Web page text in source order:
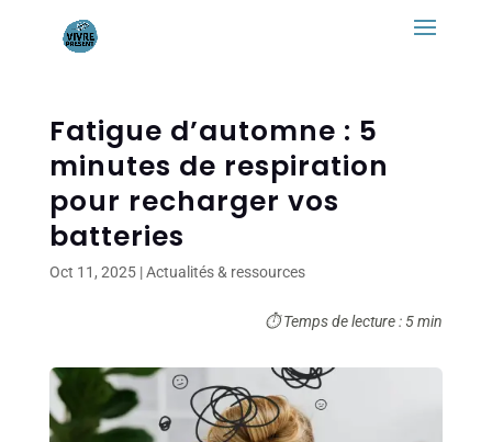
Fatigue d’automne : 5
minutes de respiration
pour recharger vos
batteries
Oct 11, 2025|Actualités & ressources
⏱ Temps de lecture : 5 min